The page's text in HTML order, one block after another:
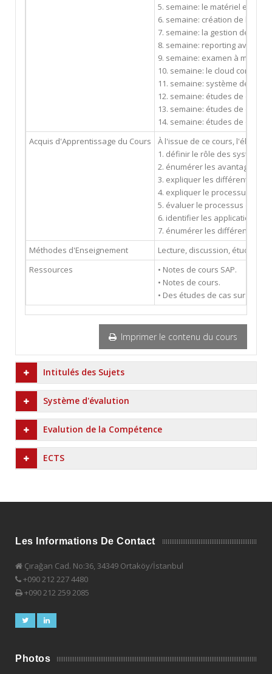
5. semaine: le matériel et
6. semaine: création de la
7. semaine: la gestion des
8. semaine: reporting avec SAP
9. semaine: examen à mi-
10. semaine: le cloud
11. semaine: système de
12. semaine: études de cas
13. semaine: études de cas
14. semaine: études de cas
Acquis d'Apprentissage du Cours
À l'issue de ce cours, l'élève
1. définir le rôle des systèmes
2. énumérer les avantages et
3. expliquer les différentes
4. expliquer le processus de
5. évaluer le processus de
6. identifier les applications
7. énumérer les différentes
Méthodes d'Enseignement
Lecture, discussion, étude de
Ressources
• Notes de cours SAP.
• Notes de cours.
• Des études de cas sur les
Imprimer le contenu du cours
Intitulés des Sujets
Système d'évalution
Evalution de la Compétence
ECTS
Les Informations De Contact
Çırağan Cad. No:36, 34349 Ortaköy/İstanbul
+090 212 227 4480
+090 212 259 2085
Photos